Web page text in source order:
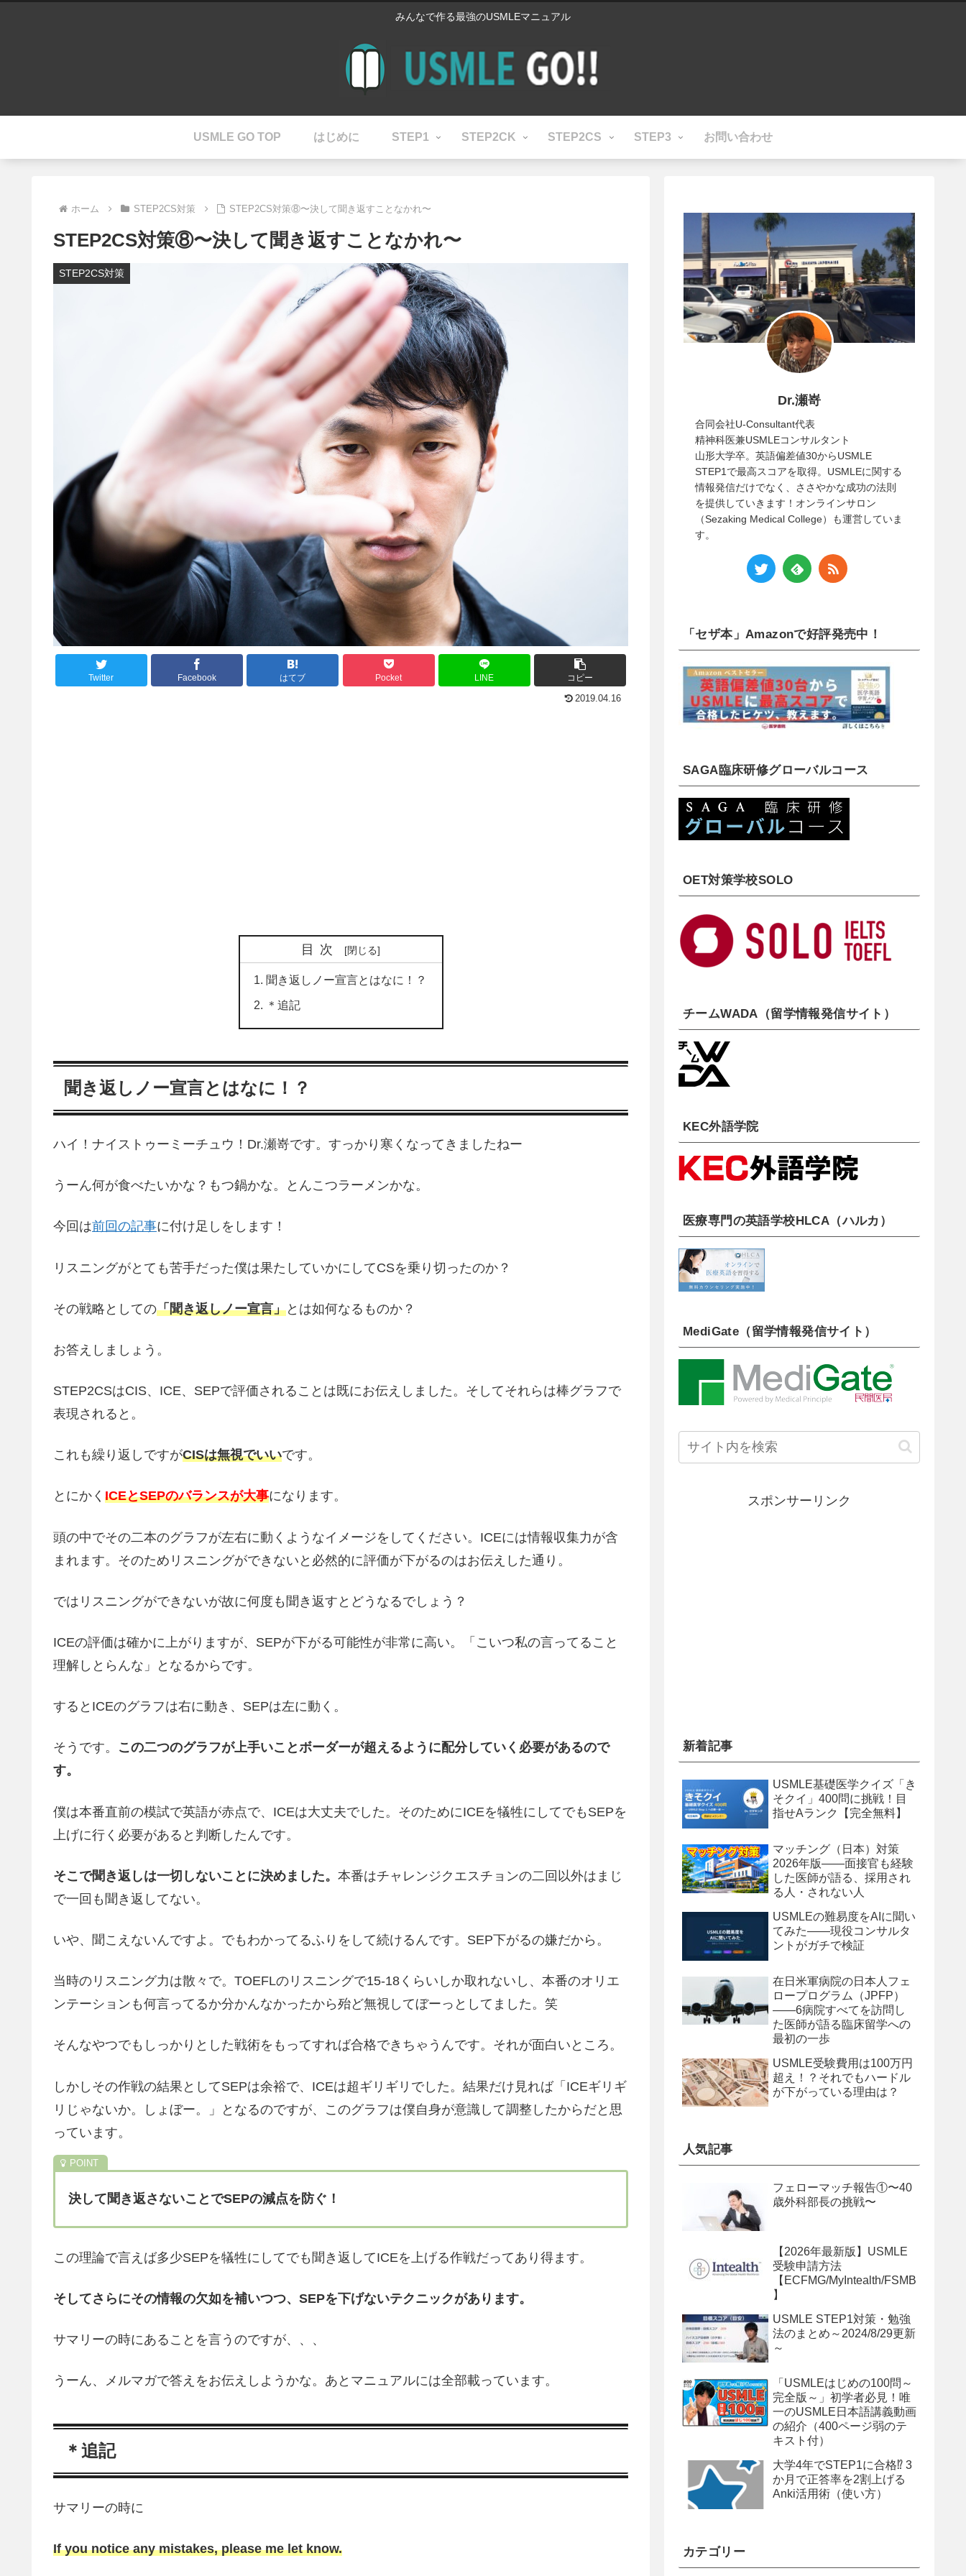
みんなで作る最強のUSMLEマニュアル
USMLE GO TOP はじめに STEP1 STEP2CK STEP2CS STEP3 お問い合わせ
ホーム STEP2CS対策 STEP2CS対策⑧〜決して聞き返すことなかれ〜
STEP2CS対策⑧〜決して聞き返すことなかれ〜
STEP2CS対策
Twitter Facebook はてブ Pocket LINE コピー
2019.04.16
目次
聞き返しノー宣言とはなに！？
＊追記
聞き返しノー宣言とはなに！？
ハイ！ナイストゥーミーチュウ！Dr.瀬嵜です。すっかり寒くなってきましたねー
うーん何が食べたいかな？もつ鍋かな。とんこつラーメンかな。
今回は前回の記事に付け足しをします！
リスニングがとても苦手だった僕は果たしていかにしてCSを乗り切ったのか？
その戦略としての「聞き返しノー宣言」とは如何なるものか？
お答えしましょう。
STEP2CSはCIS、ICE、SEPで評価されることは既にお伝えしました。そしてそれらは棒グラフで
表現されると。
これも繰り返しですがCISは無視でいいです。
とにかく ICEとSEPのバランスが大事になります。
頭の中でその二本のグラフが左右に動くようなイメージをしてください。ICEには情報収集力が含
まれます。そのためリスニングができないと必然的に評価が下がるのはお伝えした通り。
ではリスニングができないが故に何度も聞き返すとどうなるでしょう？
ICEの評価は確かに上がりますが、SEPが下がる可能性が非常に高い。「こいつ私の言ってること
理解しとらんな」となるからです。
するとICEのグラフは右に動き、SEPは左に動く。
そうです。 この二つのグラフが上手いことボーダーが超えるように配分していく必要があるので
す。
僕は本番直前の模試で英語が赤点で、ICEは大丈夫でした。そのためにICEを犠牲にしてでもSEPを
上げに行く必要があると判断したんです。
そこで聞き返しは一切しないことに決めました。 本番はチャレンジクエスチョンの二回以外はまじ
で一回も聞き返してない。
いや、聞こえないんですよ。でもわかってるふりをして続けるんです。SEP下がるの嫌だから。
当時のリスニング力は散々で。TOEFLのリスニングで15-18くらいしか取れないし、本番のオリエ
ンテーションも何言ってるか分かんなかったから殆ど無視してぼーっとしてました。笑
そんなやつでもしっかりとした戦術をもってすれば合格できちゃうんです。それが面白いところ。
しかしその作戦の結果としてSEPは余裕で、ICEは超ギリギリでした。結果だけ見れば「ICEギリギ
リじゃないか。しょぼー。」となるのですが、このグラフは僕自身が意識して調整したからだと思
っています。
決して聞き返さないことでSEPの減点を防ぐ！
この理論で言えば多少SEPを犠牲にしてでも聞き返してICEを上げる作戦だってあり得ます。
そしてさらにその情報の欠如を補いつつ、SEPを下げないテクニックがあります。
サマリーの時にあることを言うのですが、、、
うーん、メルマガで答えをお伝えしようかな。あとマニュアルには全部載っています。
＊追記
サマリーの時に
If you notice any mistakes, please me let know.
Dr.瀬嵜
合同会社U-Consultant代表
精神科医兼USMLEコンサルタント
山形大学卒。英語偏差値30からUSMLE
STEP1で最高スコアを取得。USMLEに関する
情報発信だけでなく、ささやかな成功の法則
を提供していきます！オンラインサロン
（Sezaking Medical College）も運営していま
す。
「セザ本」Amazonで好評発売中！
SAGA臨床研修グローバルコース
OET対策学校SOLO
チームWADA（留学情報発信サイト）
KEC外語学院
医療専門の英語学校HLCA（ハルカ）
MediGate（留学情報発信サイト）
スポンサーリンク
新着記事
USMLE基礎医学クイズ「き
そクイ」400問に挑戦！目
指せAランク【完全無料】
マッチング（日本）対策
2026年版——面接官も経験
した医師が語る、採用され
る人・されない人
USMLEの難易度をAIに聞い
てみた——現役コンサルタ
ントがガチで検証
在日米軍病院の日本人フェ
ロープログラム（JPFP）
——6病院すべてを訪問し
た医師が語る臨床留学への
最初の一歩
USMLE受験費用は100万円
超え！？それでもハードル
が下がっている理由は？
人気記事
フェローマッチ報告①〜40
歳外科部長の挑戦〜
【2026年最新版】USMLE
受験申請方法
【ECFMG/MyIntealth/FSMB
】
USMLE STEP1対策・勉強
法のまとめ～2024/8/29更新
～
「USMLEはじめの100問～
完全版～」初学者必見！唯
一のUSMLE日本語講義動画
の紹介（400ページ弱のテ
キスト付）
大学4年でSTEP1に合格⁉ 3
か月で正答率を2割上げる
Anki活用術（使い方）
カテゴリー